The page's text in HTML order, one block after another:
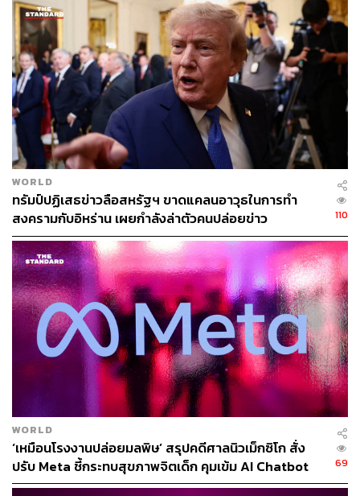
ภาพ: Caitlin Ochs / Reuters
ภาพ: Caitlin Ochs / Reuters
WORLD
ทรัมป์ปฏิเสธข่าวลือสหรัฐฯ ขาดแคลนอาวุธในการทำ
สงครามกับอิหร่าน เผยกำลังล่าตัวคนปล่อยข่าว
110
WORLD
‘เหมือนโรงงานปล่อยมลพิษ’ สรุปคดีศาลนิวเม็กซิโก สั่ง
ปรับ Meta ชี้กระทบสุขภาพจิตเด็ก คุมเข้ม AI Chatbot
69